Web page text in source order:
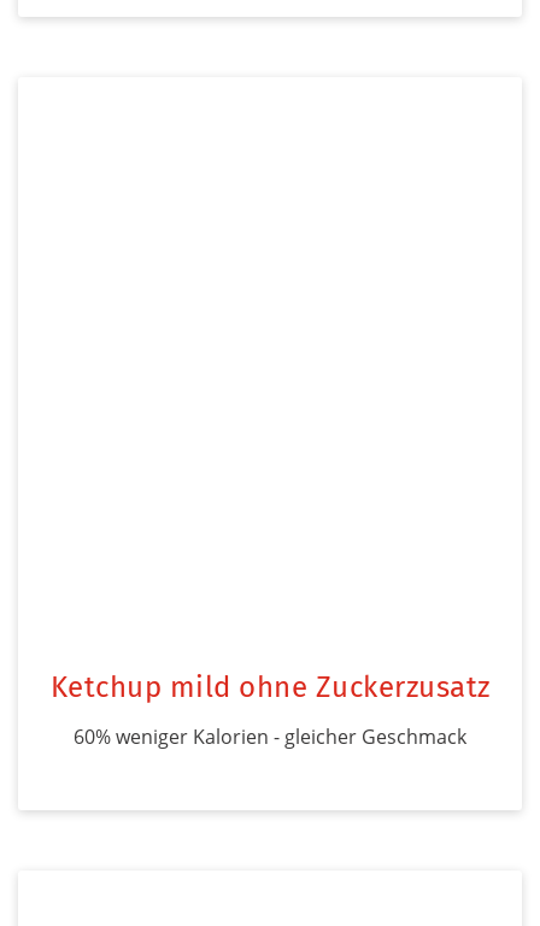
Ketchup mild ohne Zuckerzusatz
60% weniger Kalorien - gleicher Geschmack